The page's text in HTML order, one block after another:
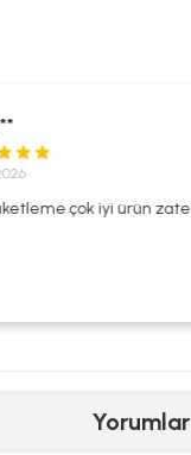
kalitesi çok
Yorumlar